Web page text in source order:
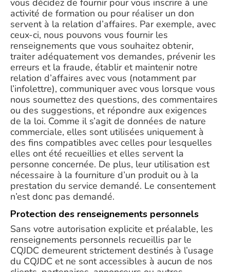
vous décidez de fournir pour vous inscrire à une
activité de formation ou pour réaliser un don
servent à la relation d’affaires. Par exemple, avec
ceux-ci, nous pouvons vous fournir les
renseignements que vous souhaitez obtenir,
traiter adéquatement vos demandes, prévenir les
erreurs et la fraude, établir et maintenir notre
relation d’affaires avec vous (notamment par
l’infolettre), communiquer avec vous lorsque vous
nous soumettez des questions, des commentaires
ou des suggestions, et répondre aux exigences
de la loi. Comme il s’agit de données de nature
commerciale, elles sont utilisées uniquement à
des fins compatibles avec celles pour lesquelles
elles ont été recueillies et elles servent la
personne concernée. De plus, leur utilisation est
nécessaire à la fourniture d’un produit ou à la
prestation du service demandé. Le consentement
n’est donc pas demandé.
Protection des renseignements personnels
Sans votre autorisation explicite et préalable, les
renseignements personnels recueillis par le
CQJDC demeurent strictement destinés à l’usage
du CQJDC et ne sont accessibles à aucun de nos